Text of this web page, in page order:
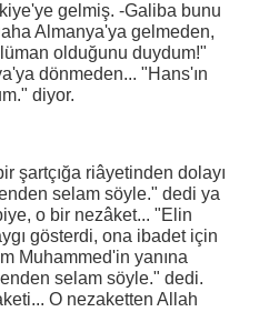
gelmiş. -Galiba bunu
Almanya'ya gelmeden,
olduğunu duydum!"
dönmeden... "Hans'ın
diyor.
şartçığa riâyetinden dolayı
selam söyle." dedi ya
o bir nezâket... "Elin
gösterdi, ona ibadet için
Muhammed'in yanına
selam söyle." dedi.
O nezaketten Allah